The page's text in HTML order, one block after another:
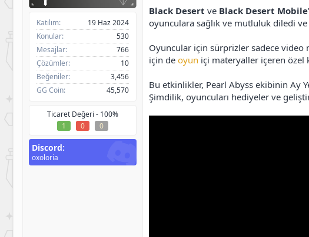
i
i
Katılım
19 Haz 2024
Konular
530
Mesajlar
766
Çözümler
10
Beğeniler
3,456
GG Coin
45,570
Ticaret Değeri - 100%
1
0 0
Discord
oxoloria
Black Desert ve Black Desert Mobile
oyunculara sağlık ve mutluluk diledi
Oyuncular için sürprizler sadece video
için de oyun içi materyaller içeren özel
Bu etkinlikler, Pearl Abyss ekibinin Ay
Şimdilik, oyuncuları hediyeler ve